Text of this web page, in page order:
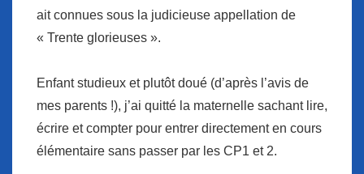
ait connues sous la judicieuse appellation de
« Trente glorieuses ».
Enfant studieux et plutôt doué (d’après l’avis de
mes parents !), j’ai quitté la maternelle sachant lire,
écrire et compter pour entrer directement en cours
élémentaire sans passer par les CP1 et 2.